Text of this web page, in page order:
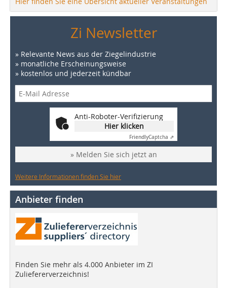
Zi Newsletter
» Relevante News aus der Ziegelindustrie
» monatliche Erscheinungsweise
» kostenlos und jederzeit kündbar
Anti-Roboter-Verifizierung
Hier klicken
FriendlyCaptcha ⇗
» Melden Sie sich jetzt an
Weitere Informationen finden Sie hier
Anbieter finden
Finden Sie mehr als 4.000 Anbieter im ZI
Zuliefererverzeichnis!